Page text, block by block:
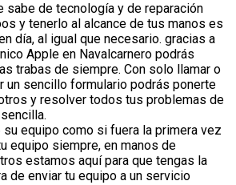
sabe de tecnología y de reparación
y tenerlo al alcance de tus manos es
día, al igual que necesario. gracias a
Apple en Navalcarnero podrás
trabas de siempre. Con solo llamar o
un sencillo formulario podrás ponerte
y resolver todos tus problemas de
equipo como si fuera la primera vez
equipo siempre, en manos de
estamos aquí para que tengas la
de enviar tu equipo a un servicio